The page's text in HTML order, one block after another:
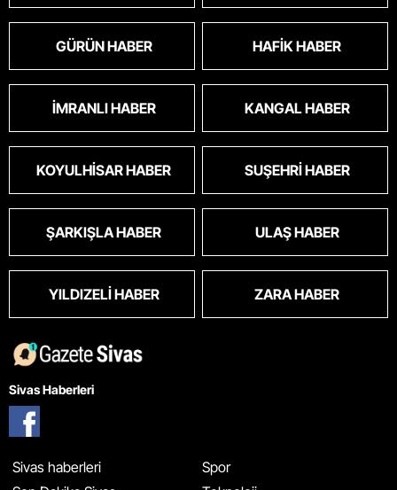
GÜRÜN HABER HAFIK HABER
İMRANLI HABER KANGAL HABER
KOYULHISAR HABER SUŞEHRI HABER
ŞARKIŞLA HABER ULAŞ HABER
YILDIZELI HABER ZARA HABER
Sivas Haberleri
Sivas haberleri
Spor